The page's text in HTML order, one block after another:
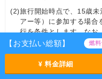
【お支払い総額】 燃
¥ 料金詳細
(2)旅行開始時点で、15歳
アー等）に参加する場合
行を条件とします。なお
り、未成年の方の参加を
特別の条件を定めたコ